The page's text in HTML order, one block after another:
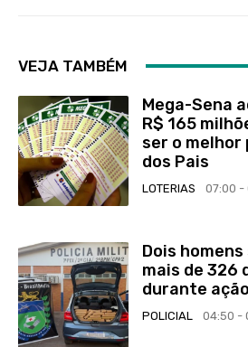
VEJA TAMBÉM
Mega-Sena
R$ 165
ser o melhor
dos Pais
LOTERIAS 07:00
Dois
mais de 326
durante
POLICIAL 04:50 -